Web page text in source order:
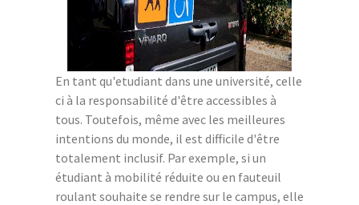
En tant qu'etudiant dans une université, celle
ci à la responsabilité d'être accessibles à
tous. Toutefois, même avec les meilleures
intentions du monde, il est difficile d'être
totalement inclusif. Par exemple, si un
étudiant à mobilité réduite ou en fauteuil
roulant souhaite se rendre sur le campus, elle